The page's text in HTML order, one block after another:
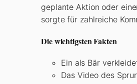
geplante Aktion oder
sorgte für zahlreiche
Die wichtigsten Fakten
Ein als Bär
Das Video des